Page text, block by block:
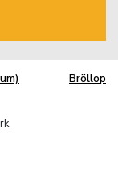
Bröllop